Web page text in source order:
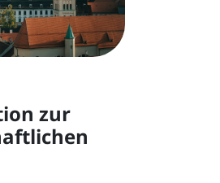
zur